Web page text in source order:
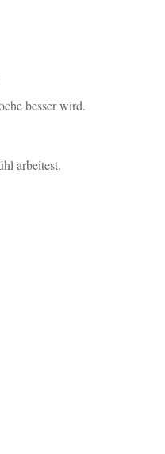
besser wird.
arbeitest.